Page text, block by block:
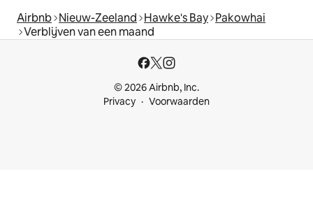
Airbnb Nieuw-Zeeland Hawke's Bay Pakowhai
Verblijven van een maand
© 2026 Airbnb, Inc.
Privacy
Voorwaarden